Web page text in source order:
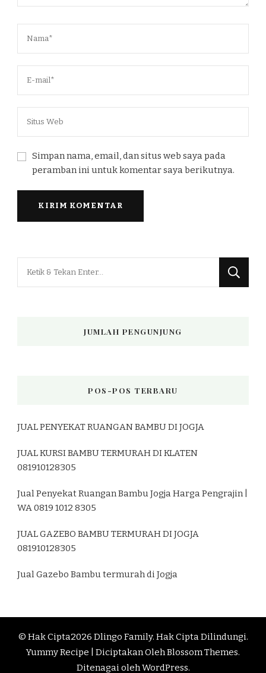
Simpan nama, email, dan situs web saya pada
peramban ini untuk komentar saya berikutnya.
JUMLAH PENGUNJUNG
POS-POS TERBARU
JUAL PENYEKAT RUANGAN BAMBU DI JOGJA
JUAL KURSI BAMBU TERMURAH DI KLATEN
081910128305
Jual Penyekat Ruangan Bambu Jogja Harga Pengrajin |
WA 0819 1012 8305
JUAL GAZEBO BAMBU TERMURAH DI JOGJA
081910128305
Jual Gazebo Bambu termurah di Jogja
© Hak Cipta2026 Dlingo Family. Hak Cipta Dilindungi.
Yummy Recipe | Diciptakan OlehBlossom Themes.
Ditenagai olehWordPress.